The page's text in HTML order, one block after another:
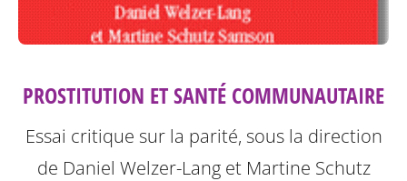
PROSTITUTION ET SANTÉ COMMUNAUTAIRE
Essai critique sur la parité, sous la direction
de Daniel Welzer-Lang et Martine Schutz